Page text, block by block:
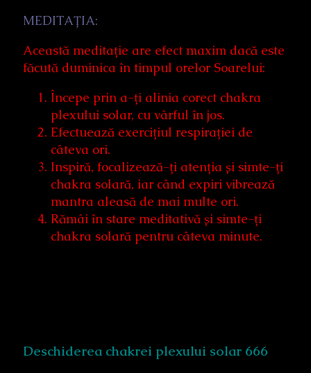
MEDITAȚIA:
Această meditație are efect maxim dacă este
făcută duminica în timpul orelor Soarelui:
Începe prin a-ți alinia corect chakra
plexului solar, cu vârful în jos.
Efectuează exercițiul respirației de
câteva ori.
Inspiră, focalizează-ți atenția și simte-ți
chakra solară, iar când expiri vibrează
mantra aleasă de mai multe ori.
Rămâi în stare meditativă și simte-ți
chakra solară pentru câteva minute.
Deschiderea chakrei plexului solar 666